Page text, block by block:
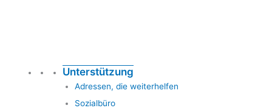
Unterstützung
Adressen, die weiterhelfen
Sozialbüro